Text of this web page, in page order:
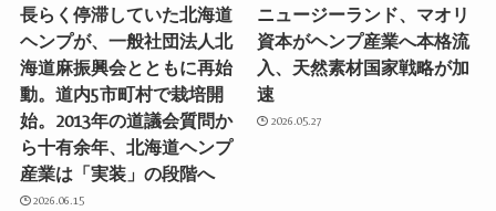
長らく停滞していた北海道
ヘンプが、一般社団法人北
海道麻振興会とともに再始
動。道内5市町村で栽培開
始。2013年の道議会質問か
ら十有余年、北海道ヘンプ
産業は「実装」の段階へ
2026.06.15
ニュージーランド、マオリ
資本がヘンプ産業へ本格流
入、天然素材国家戦略が加
速
2026.05.27